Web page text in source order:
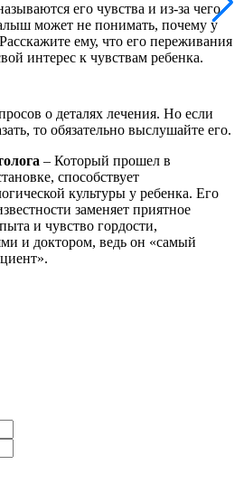
его чувства и из-за чего
может не понимать, почему у
ему, что его переживания
интерес к чувствам ребенка.
о деталях лечения. Но если
то обязательно выслушайте его.
– Который прошел в
способствует
культуры у ребенка. Его
заменяет приятное
и чувство гордости,
и доктором, ведь он «самый